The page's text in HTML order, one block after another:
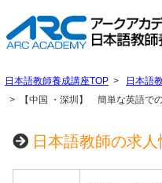
日本語教師養成講座TOP
日本語
【中国 ・深圳】 簡単な英語で
日本語教師の求